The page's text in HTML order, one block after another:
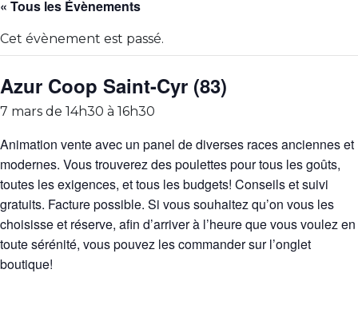
« Tous les Évènements
Cet évènement est passé.
Azur Coop Saint-Cyr (83)
7 mars de 14h30 à 16h30
Animation vente avec un panel de diverses races anciennes et
modernes. Vous trouverez des poulettes pour tous les goûts,
toutes les exigences, et tous les budgets! Conseils et suivi
gratuits. Facture possible. Si vous souhaitez qu’on vous les
choisisse et réserve, afin d’arriver à l’heure que vous voulez en
toute sérénité, vous pouvez les commander sur l’onglet
boutique!